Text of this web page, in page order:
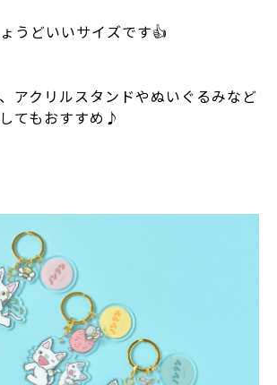
うどいいサイズです👍
アクリルスタンドやぬいぐるみなど
てもおすすめ♪